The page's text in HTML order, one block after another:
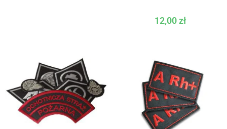
12,00zł